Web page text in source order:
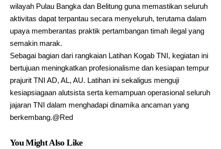
wilayah Pulau Bangka dan Belitung guna memastikan seluruh
aktivitas dapat terpantau secara menyeluruh, terutama dalam
upaya memberantas praktik pertambangan timah ilegal yang
semakin marak.
Sebagai bagian dari rangkaian Latihan Kogab TNI, kegiatan ini
bertujuan meningkatkan profesionalisme dan kesiapan tempur
prajurit TNI AD, AL, AU. Latihan ini sekaligus menguji
kesiapsiagaan alutsista serta kemampuan operasional seluruh
jajaran TNI dalam menghadapi dinamika ancaman yang
berkembang.@Red
You Might Also Like